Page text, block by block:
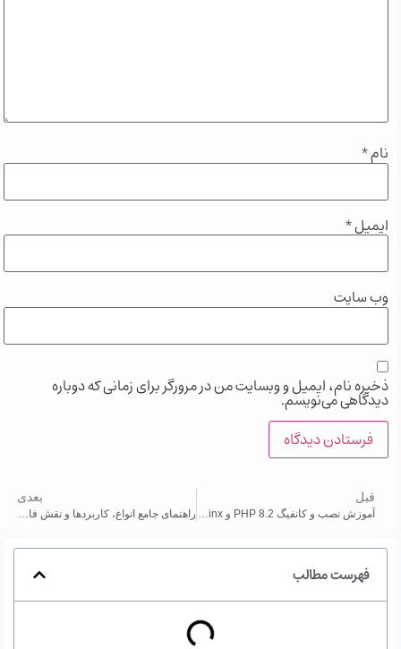
نام*
ایمیل*
وب‌ سایت
ذخیره نام، ایمیل و وبسایت من در مرورگر برای زمانی که دوباره
دیدگاهی می‌نویسم.
قبل
آموزش نصب و کانفیگ PHP 8.2 و Nginx در Ubuntu
بعدی
راهنمای جامع انواع، کاربردها و نقش فایروال در امنیت سرور
فهرست مطالب